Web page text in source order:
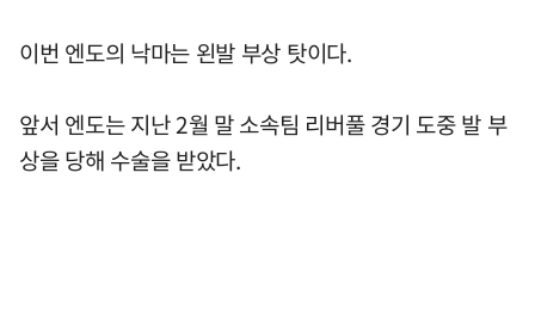
이번 엔도의 낙마는 왼발 부상 탓이다.
앞서 엔도는 지난 2월 말 소속팀 리버풀 경기 도중 발 부
상을 당해 수술을 받았다.